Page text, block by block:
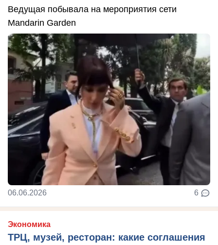
Ведущая побывала на мероприятия сети
Mandarin Garden
06.06.2026 6
Экономика
ТРЦ, музей, ресторан: какие соглашения